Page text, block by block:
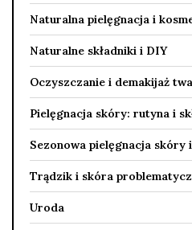
Naturalna pielęgnacja i
Naturalne składniki i DIY
Oczyszczanie i demakijaż
Pielęgnacja skóry: rutyna i
Sezonowa pielęgnacja
Trądzik i skóra
Uroda